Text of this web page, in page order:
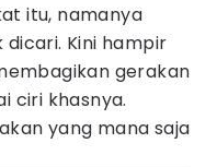
itu, namanya
Kini hampir
gerakan
ciri khasnya.
yang mana saja